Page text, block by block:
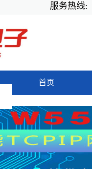
服务热线:
首页